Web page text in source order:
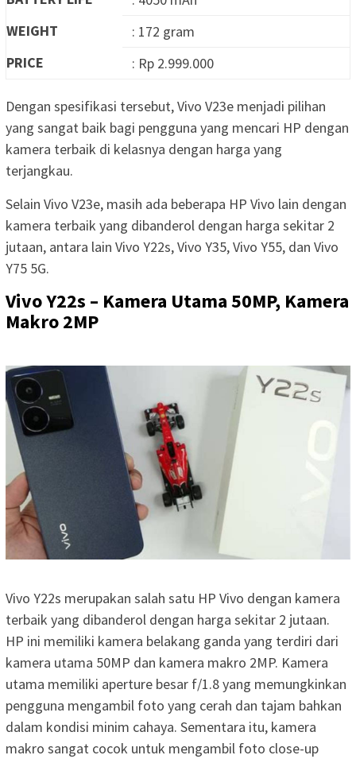
WEIGHT
: 172 gram
PRICE
: Rp 2.999.000
Dengan spesifikasi tersebut, Vivo V23e menjadi pilihan
yang sangat baik bagi pengguna yang mencari HP dengan
kamera terbaik di kelasnya dengan harga yang
terjangkau.
Selain Vivo V23e, masih ada beberapa HP Vivo lain dengan
kamera terbaik yang dibanderol dengan harga sekitar 2
jutaan, antara lain Vivo Y22s, Vivo Y35, Vivo Y55, dan Vivo
Y75 5G.
Vivo Y22s – Kamera Utama 50MP, Kamera
Makro 2MP
Vivo Y22s merupakan salah satu HP Vivo dengan kamera
terbaik yang dibanderol dengan harga sekitar 2 jutaan.
HP ini memiliki kamera belakang ganda yang terdiri dari
kamera utama 50MP dan kamera makro 2MP. Kamera
utama memiliki aperture besar f/1.8 yang memungkinkan
pengguna mengambil foto yang cerah dan tajam bahkan
dalam kondisi minim cahaya. Sementara itu, kamera
makro sangat cocok untuk mengambil foto close-up